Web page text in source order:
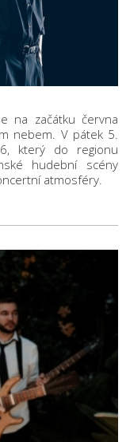
na začátku června
nebem. V pátek 5.
který do regionu
hudební scény
atmosféry.